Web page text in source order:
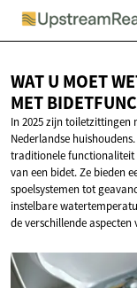
WAT U MOET
MET
In 2025 zijn
Nederlandse
traditionele functionaliteit
van een bidet. Ze bieden
spoelsystemen tot
instelbare
de verschillende